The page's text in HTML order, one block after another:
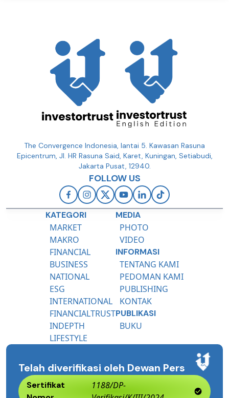
The Convergence Indonesia, lantai 5. Kawasan Rasuna
Epicentrum, Jl. HR Rasuna Said, Karet, Kuningan, Setiabudi,
Jakarta Pusat, 12940.
FOLLOW US
KATEGORI
MARKET
MAKRO
FINANCIAL
BUSINESS
NATIONAL
ESG
INTERNATIONAL
FINANCIALTRUST
INDEPTH
LIFESTYLE
MEDIA
PHOTO
VIDEO
INFORMASI
TENTANG KAMI
PEDOMAN KAMI
PUBLISHING
KONTAK
PUBLIKASI
BUKU
Telah diverifikasi oleh Dewan Pers
Sertifikat
1188/DP-